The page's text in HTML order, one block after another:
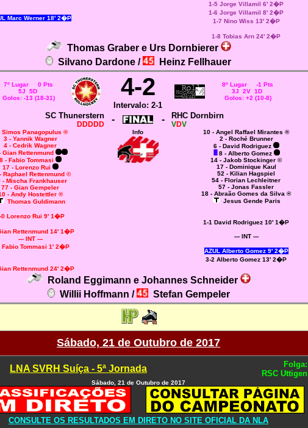
Marc Werner 18' 2�P
1-5 Jorge Villamil 6' 2�P
1-6 Jorge Villamil 8' 2�P
1-7 Nino Wiss 13' 2�P
1-8 Tobias Arn 24' 2�P
Thomas Graber e Urs Dornbierer
Silvano Dardone /
Heinz Fellhauer
7º Lugar 0 Pts
5J 5D
Golos: -13 (18-31)
4-2
Intervalo: 2-1
8º Lugar -1 Pts
3J 2V 1D
Golos: +2 (10-8)
SC Thunerstern
DDDDD - - RHC Dornbirn
VDV
Simos Panagopulus ®
3 - Yannik Wagner
4 - Cedrik Wagner
Gian Rettenmund
8 - Fabio Tommasi
17 - Lorenzo Rui
Raphael Rettenmund ©
- Mischa Frankhauser
77 - Gian Gempeler
- Andy Hostettler ®
Thomas Guldimann
0 Lorenzo Rui 9' 1�P
Rettenmund 14' 1�P
--- INT ---
Fabio Tommasi 1' 2�P
Rettenmund 24' 2�P
Info
10 - Angel Raffael Mirantes ®
2 - Roché Brunner
6 - David Rodriguez
8 - Alberto Gomez
14 - Jakob Stockinger ©
17 - Dominique Kaul
52 - Kilian Hagspiel
54 - Florian Lechleitner
57 - Jonas Fassler
18 - Abraão Gomes da Silva ®
Jesus Gende Paris
1-1 David Rodriguez 10' 1�P
--- INT ---
AZUL Alberto Gomez 9' 2�P
3-2 Alberto Gomez 13' 2�P
Roland Eggimann e Johannes Schneider
Willii Hoffmann /
Stefan Gempeler
Sábado, 21 de Outubro de 2017
LNA SVRH Suíça - 5ª Jornada
Folga:
RSC Uttigen
Sábado, 21 de Outubro de 2017
CONSULTE OS RESULTADOS EM DIRETO NO SITE OFICIAL DA NLA